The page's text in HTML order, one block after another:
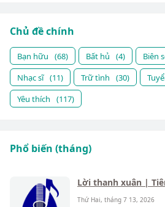
Chủ đề chính
Bạn hữu (68) Bất hủ (4) Biên
Nhạc sĩ (11) Trữ tình (30)
Yêu thích
(117)
Phổ biến (tháng)
Lời thanh xuân |
Thứ Hai, tháng 7 13, 2026